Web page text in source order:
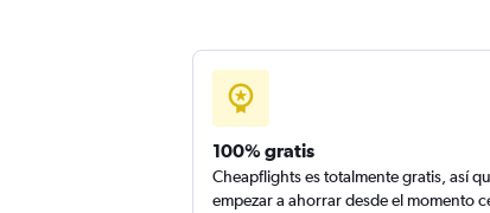
100% gratis
Cheapflights es totalmente gratis, así
empezar a ahorrar desde el momento